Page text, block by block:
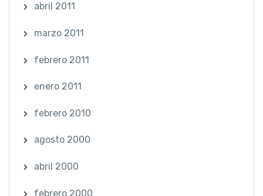
abril 2011
marzo 2011
febrero 2011
enero 2011
febrero 2010
agosto 2000
abril 2000
febrero 2000